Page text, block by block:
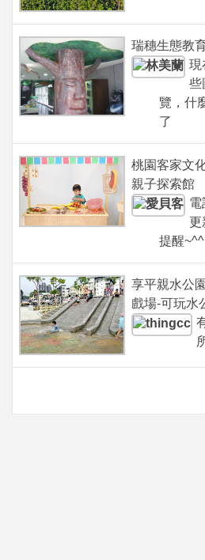
瑞穗生態教
現
些
覽，什
了
桃園客家文
親子探索館
電
更
提醒~^^
享平親水公
戲場-可玩水